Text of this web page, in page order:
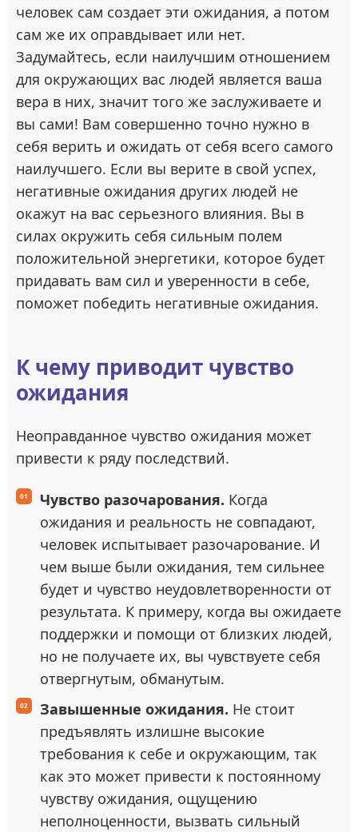
человек сам создает эти ожидания, а потом
сам же их оправдывает или нет.
Задумайтесь, если наилучшим отношением
для окружающих вас людей является ваша
вера в них, значит того же заслуживаете и
вы сами! Вам совершенно точно нужно в
себя верить и ожидать от себя всего самого
наилучшего. Если вы верите в свой успех,
негативные ожидания других людей не
окажут на вас серьезного влияния. Вы в
силах окружить себя сильным полем
положительной энергетики, которое будет
придавать вам сил и уверенности в себе,
поможет победить негативные ожидания.
К чему приводит чувство
ожидания
Неоправданное чувство ожидания может
привести к ряду последствий.
Чувство разочарования. Когда
ожидания и реальность не совпадают,
человек испытывает разочарование. И
чем выше были ожидания, тем сильнее
будет и чувство неудовлетворенности от
результата. К примеру, когда вы ожидаете
поддержки и помощи от близких людей,
но не получаете их, вы чувствуете себя
отвергнутым, обманутым.
Завышенные ожидания. Не стоит
предъявлять излишне высокие
требования к себе и окружающим, так
как это может привести к постоянному
чувству ожидания, ощущению
неполноценности, вызвать сильный